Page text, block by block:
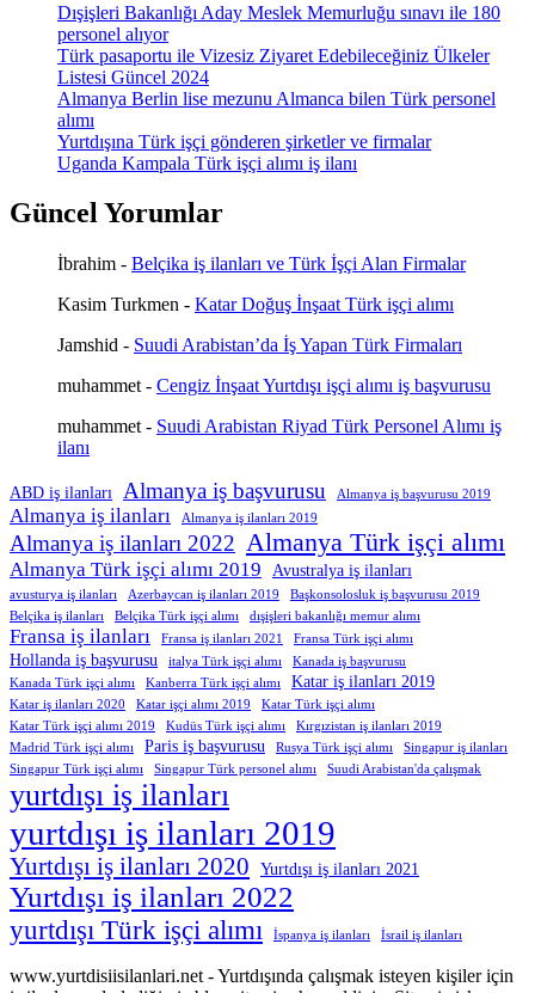
Dışişleri Bakanlığı Aday Meslek Memurluğu sınavı ile 180
personel alıyor
Türk pasaportu ile Vizesiz Ziyaret Edebileceğiniz Ülkeler
Listesi Güncel 2024
Almanya Berlin lise mezunu Almanca bilen Türk personel
alımı
Yurtdışına Türk işçi gönderen şirketler ve firmalar
Uganda Kampala Türk işçi alımı iş ilanı
Güncel Yorumlar
İbrahim - Belçika iş ilanları ve Türk İşçi Alan Firmalar
Kasim Turkmen - Katar Doğuş İnşaat Türk işçi alımı
Jamshid - Suudi Arabistan’da İş Yapan Türk Firmaları
muhammet - Cengiz İnşaat Yurtdışı işçi alımı iş başvurusu
muhammet - Suudi Arabistan Riyad Türk Personel Alımı iş
ilanı
ABD iş ilanları Almanya iş başvurusu Almanya iş başvurusu 2019
Almanya iş ilanları Almanya iş ilanları 2019
Almanya iş ilanları 2022 Almanya Türk işçi alımı
Almanya Türk işçi alımı 2019 Avustralya iş ilanları
avusturya iş ilanları Azerbaycan iş ilanları 2019
Başkonsolosluk iş başvurusu 2019
Belçika iş ilanları
Belçika Türk işçi alımı dışişleri bakanlığı memur alımı
Fransa iş ilanları Fransa iş ilanları 2021 Fransa Türk işçi alımı
Hollanda iş başvurusu italya Türk işçi alımı
Kanada iş başvurusu
Kanada Türk işçi alımı
Kanberra Türk işçi alımı Katar iş ilanları 2019
Katar iş ilanları 2020 Katar işçi alımı 2019
Katar Türk işçi alımı
Katar Türk işçi alımı 2019
Kudüs Türk işçi alımı
Kırgızistan iş ilanları 2019
Madrid Türk işçi alımı
Paris iş başvurusu Rusya Türk işçi alımı
Singapur iş ilanları
Singapur Türk işçi alımı
Singapur Türk personel alımı Suudi Arabistan'da çalışmak
yurtdışı iş ilanları
yurtdışı iş ilanları 2019
Yurtdışı iş ilanları 2020 Yurtdışı iş ilanları 2021
Yurtdışı iş ilanları 2022
yurtdışı Türk işçi alımı İspanya iş ilanları İsrail iş ilanları
www.yurtdisiisilanlari.net - Yurtdışında çalışmak isteyen kişiler için